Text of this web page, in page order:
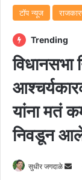
टॉप न्यूज
Trending
यांना मतं
निवडून
सुधीर जगदाळे